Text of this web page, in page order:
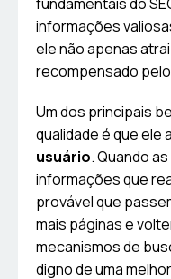
informações
ele não apenas
recompensado
Um dos principais
qualidade é que ele
usuário. Quando
informações que
provável que
mais páginas e
mecanismos de
digno de uma